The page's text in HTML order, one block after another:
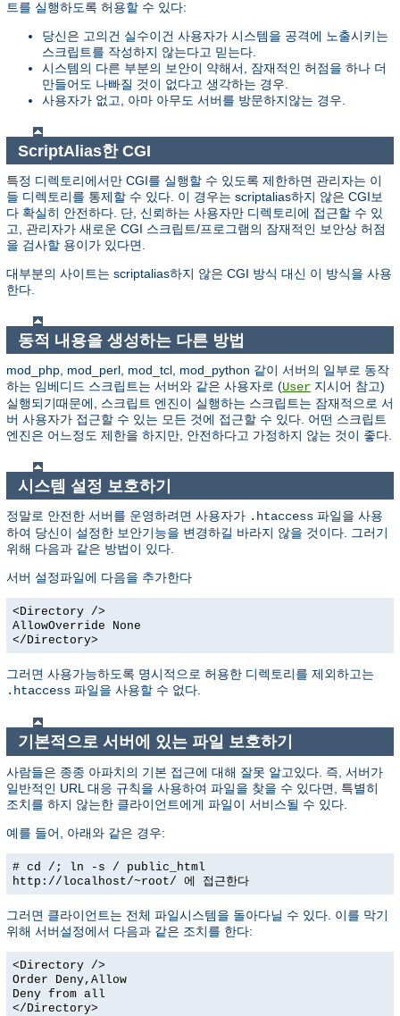
트를 실행하도록 허용할 수 있다:
당신은 고의건 실수이건 사용자가 시스템을 공격에 노출시키는
스크립트를 작성하지 않는다고 믿는다.
시스템의 다른 부분의 보안이 약해서, 잠재적인 허점을 하나 더
만들어도 나빠질 것이 없다고 생각하는 경우.
사용자가 없고, 아마 아무도 서버를 방문하지않는 경우.
ScriptAlias한 CGI
특정 디렉토리에서만 CGI를 실행할 수 있도록 제한하면 관리자는 이
들 디렉토리를 통제할 수 있다. 이 경우는 scriptalias하지 않은 CGI보
다 확실히 안전하다. 단, 신뢰하는 사용자만 디렉토리에 접근할 수 있
고, 관리자가 새로운 CGI 스크립트/프로그램의 잠재적인 보안상 허점
을 검사할 용이가 있다면.
대부분의 사이트는 scriptalias하지 않은 CGI 방식 대신 이 방식을 사용
한다.
동적 내용을 생성하는 다른 방법
mod_php, mod_perl, mod_tcl, mod_python 같이 서버의 일부로 동작
하는 임베디드 스크립트는 서버와 같은 사용자로 (User 지시어 참고)
실행되기때문에, 스크립트 엔진이 실행하는 스크립트는 잠재적으로 서
버 사용자가 접근할 수 있는 모든 것에 접근할 수 있다. 어떤 스크립트
엔진은 어느정도 제한을 하지만, 안전하다고 가정하지 않는 것이 좋다.
시스템 설정 보호하기
정말로 안전한 서버를 운영하려면 사용자가 .htaccess 파일을 사용
하여 당신이 설정한 보안기능을 변경하길 바라지 않을 것이다. 그러기
위해 다음과 같은 방법이 있다.
서버 설정파일에 다음을 추가한다
<Directory />
AllowOverride None
</Directory>
그러면 사용가능하도록 명시적으로 허용한 디렉토리를 제외하고는
.htaccess 파일을 사용할 수 없다.
기본적으로 서버에 있는 파일 보호하기
사람들은 종종 아파치의 기본 접근에 대해 잘못 알고있다. 즉, 서버가
일반적인 URL 대응 규칙을 사용하여 파일을 찾을 수 있다면, 특별히
조치를 하지 않는한 클라이언트에게 파일이 서비스될 수 있다.
예를 들어, 아래와 같은 경우:
# cd /; ln -s / public_html
http://localhost/~root/ 에 접근한다
그러면 클라이언트는 전체 파일시스템을 돌아다닐 수 있다. 이를 막기
위해 서버설정에서 다음과 같은 조치를 한다:
<Directory />
Order Deny,Allow
Deny from all
</Directory>